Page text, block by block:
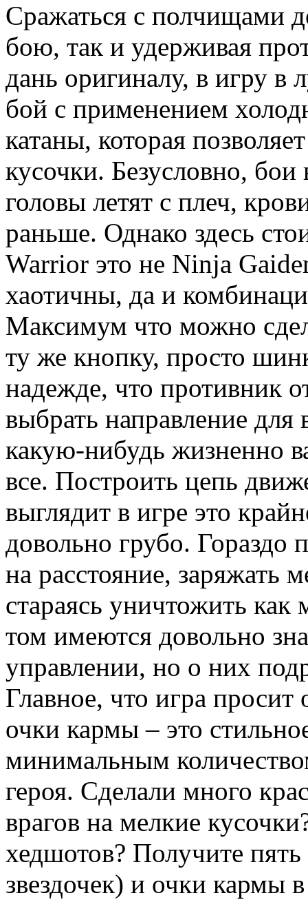
Сражаться с полчищами
бою, так и удерживая
дань оригиналу, в игру
бой с применением
катаны, которая
кусочки. Безусловно,
головы летят с плеч,
раньше. Однако здесь
Warrior это не Ninja
хаотичны, да и
Максимум что можно
ту же кнопку, просто
надежде, что противник
выбрать направление для
какую-нибудь жизненно
все. Построить цепь
выглядит в игре это
довольно грубо. Гораздо
на расстояние, заряжать
стараясь уничтожить
том имеются довольно
управлении, но о них
Главное, что игра просит
очки кармы – это
минимальным
героя. Сделали много
врагов на мелкие
хедшотов? Получите
звездочек) и очки кармы